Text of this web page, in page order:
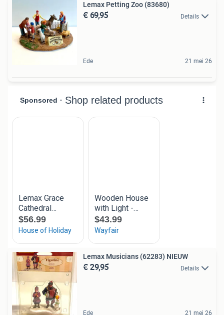
Lemax Petting Zoo (83680)
€ 69,95 Details
Ede 21 mei 26
Lemax Musicians (62283) NIEUW
€ 29,95 Details
Ede 21 mei 26